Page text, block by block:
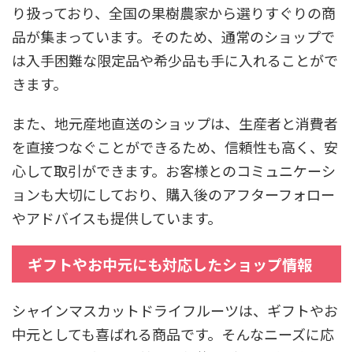
り扱っており、全国の果樹農家から選りすぐりの商
品が集まっています。そのため、通常のショップで
は入手困難な限定品や希少品も手に入れることがで
きます。
また、地元産地直送のショップは、生産者と消費者
を直接つなぐことができるため、信頼性も高く、安
心して取引ができます。お客様とのコミュニケーシ
ョンも大切にしており、購入後のアフターフォロー
やアドバイスも提供しています。
ギフトやお中元にも対応したショップ情報
シャインマスカットドライフルーツは、ギフトやお
中元としても喜ばれる商品です。そんなニーズに応